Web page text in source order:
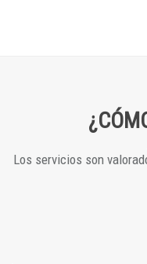
Los servicios son